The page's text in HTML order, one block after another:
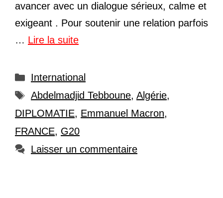
avancer avec un dialogue sérieux, calme et
exigeant . Pour soutenir une relation parfois
… Lire la suite
Catégories
International
Étiquettes
Abdelmadjid Tebboune, Algérie,
DIPLOMATIE, Emmanuel Macron,
FRANCE, G20
Laisser un commentaire